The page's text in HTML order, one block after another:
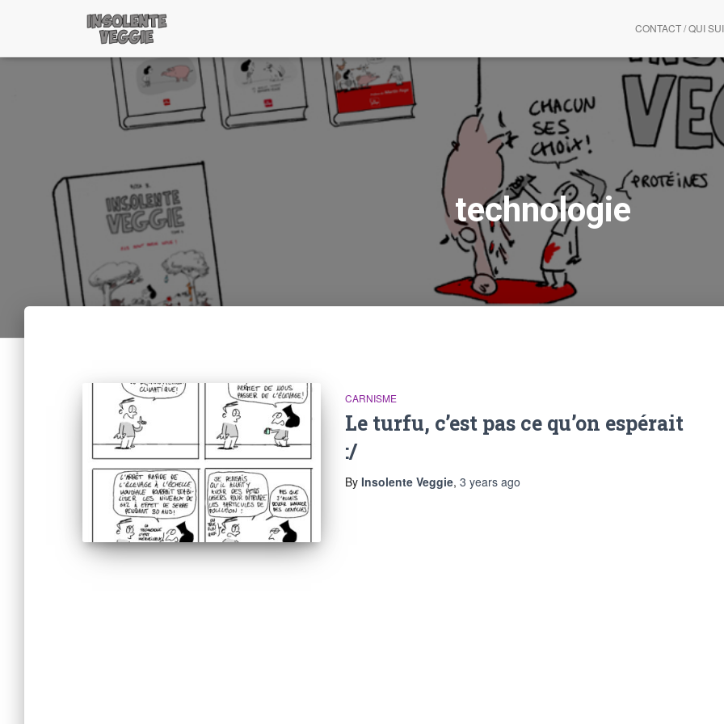
CONTACT / QUI
technologie
CARNISME
Le turfu, c’est pas ce qu’on espérait
:/
By Insolente Veggie, 3 years ago